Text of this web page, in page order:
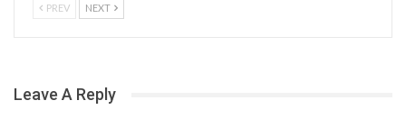
PREV NEXT
Leave A Reply